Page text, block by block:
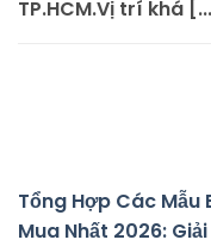
TP.HCM.Vị trí khá
Tổng Hợp Các
Mua Nhất 2026: